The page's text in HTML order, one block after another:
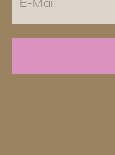
Mail
CAPTCHA